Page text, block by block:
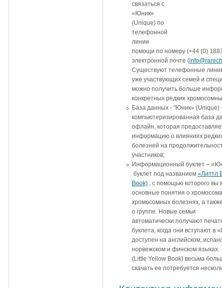
связаться с
«Юник»
(Unique) по
телефонной
линии
помощи по номеру (+44 (0)
электронной почте (
Существуют телефонные
уже участвующих семей и
можно получить больше
конкретных редких
База данных - "Юник» (Unique)
компьютеризированная база
офлайн, которая
информацию о влияниях
болезней на
участников;
Информационный буклет –
буклет под названием «Литтл
Book), с помощью которого вы
основные понятия о
хромосомных болезнях, а
о группе. Новые семьи
автоматически получают
буклета, когда они вступают в
доступен на английском,
норвежском и финском
(Little Yellow Book) весьма
скачать ее потребуется